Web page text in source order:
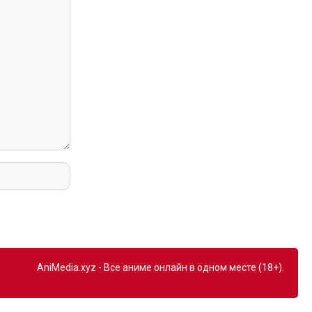
AniMedia.xyz - Все аниме онлайн в одном месте (18+).